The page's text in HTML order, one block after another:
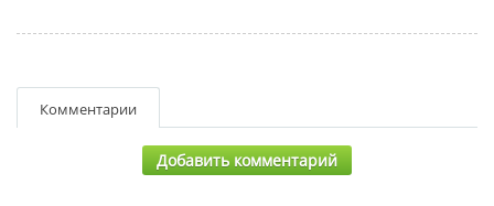
Комментарии
Добавить комментарий